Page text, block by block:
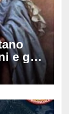
e gif
sui